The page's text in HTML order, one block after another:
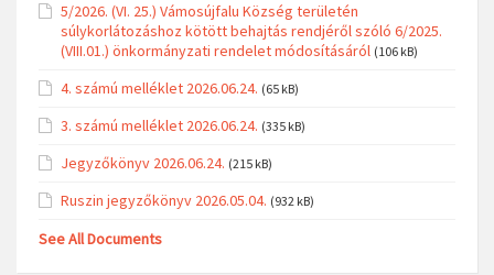
5/2026. (VI. 25.) Vámosújfalu Község területén
súlykorlátozáshoz kötött behajtás rendjéről szóló 6/2025.
(VIII.01.) önkormányzati rendelet módosításáról (106 kB)
4. számú melléklet 2026.06.24. (65 kB)
3. számú melléklet 2026.06.24. (335 kB)
Jegyzőkönyv 2026.06.24. (215 kB)
Ruszin jegyzőkönyv 2026.05.04. (932 kB)
See All Documents